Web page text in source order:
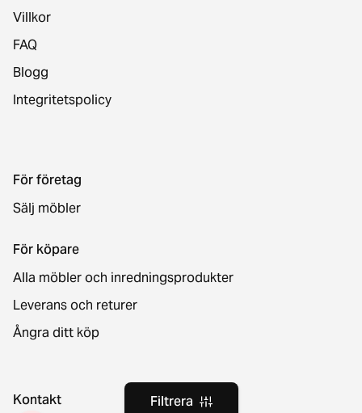
Filtrera
Villkor
FAQ
Blogg
Integritetspolicy
För företag
Sälj möbler
För köpare
Alla möbler och inredningsprodukter
Leverans och returer
Ångra ditt köp
Kontakt